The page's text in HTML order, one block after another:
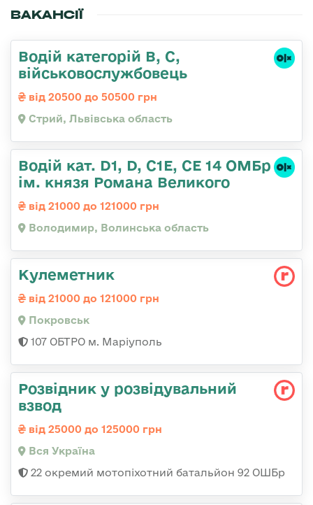
ВАКАНСІЇ
Водій категорій B, C,
військовослужбовець
від 20500 до 50500 грн
Стрий, Львівська область
Водій кат. D1, D, C1E, CE 14 ОМБр
ім. князя Романа Великого
від 21000 до 121000 грн
Володимир, Волинська область
Кулеметник
від 21000 до 121000 грн
Покровськ
107 ОБТРО м. Маріуполь
Розвідник у розвідувальний
взвод
від 25000 до 125000 грн
Вся Україна
22 окремий мотопіхотний батальйон 92 ОШБр